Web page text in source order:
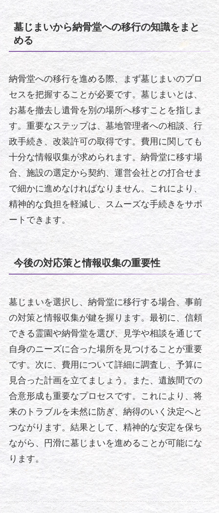
墓じまいから納骨堂への移行の知識をまと
める
納骨堂への移行を進める際、まず墓じまいのプロ
セスを把握することが必要です。墓じまいとは、
お墓を撤去し遺骨を別の場所へ移すことを指しま
す。重要なステップは、墓地管理者への相談、行
政手続き、改装許可の取得です。費用に関しても
十分な情報収集が求められます。納骨堂に移す場
合、施設の選定から契約、運営会社との打合せま
で細かに進めなければなりません。これにより、
精神的な負担を軽減し、スムーズな手続きをサポ
ートできます。
今後の対応策と情報収集の重要性
墓じまいを選択し、納骨堂に移行する場合、事前
の対策と情報収集が鍵を握ります。最初に、信頼
できる霊園や納骨堂を選び、見学や相談を通じて
自身のニーズに合った場所を見つけることが重要
です。次に、費用について詳細に調査し、予算に
見合った計画を立てましょう。また、遺族間での
合意形成も重要なプロセスです。これにより、将
来のトラブルを未然に防ぎ、納得のいく決定へと
つながります。結果として、精神的な安定を保ち
ながら、円滑に墓じまいを進めることが可能にな
ります。